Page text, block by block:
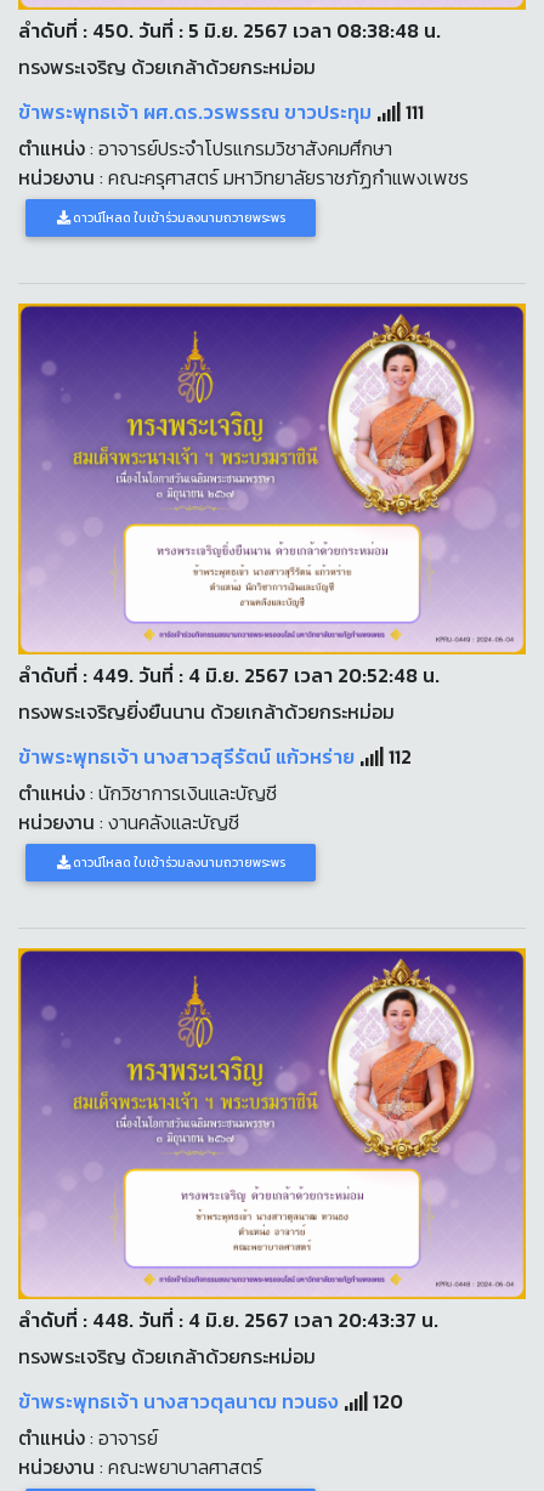
ลำดับที่ : 450. วันที่ : 5 มิ.ย. 2567 เวลา 08:38:48 น.
ทรงพระเจริญ ด้วยเกล้าด้วยกระหม่อม
ข้าพระพุทธเจ้า ผศ.ดร.วรพรรณ ขาวประทุม
111
ตำแหน่ง: อาจารย์ประจำโปรแกรมวิชาสังคมศึกษา
หน่วยงาน : คณะครุศาสตร์ มหาวิทยาลัยราชภัฏกำแพงเพชร
ดาวน์โหลด ใบเข้าร่วมลงนามถวายพระพร
ลำดับที่ : 449. วันที่ : 4 มิ.ย. 2567 เวลา 20:52:48 น.
ทรงพระเจริญยิ่งยืนนาน ด้วยเกล้าด้วยกระหม่อม
ข้าพระพุทธเจ้า นางสาวสุรีรัตน์ แก้วหร่าย
112
ตำแหน่ง: นักวิชาการเงินและบัญชี
หน่วยงาน : งานคลังและบัญชี
ดาวน์โหลด ใบเข้าร่วมลงนามถวายพระพร
ลำดับที่ : 448. วันที่ : 4 มิ.ย. 2567 เวลา 20:43:37 น.
ทรงพระเจริญ ด้วยเกล้าด้วยกระหม่อม
ข้าพระพุทธเจ้า นางสาวตุลนาฒ ทวนธง
120
ตำแหน่ง: อาจารย์
หน่วยงาน : คณะพยาบาลศาสตร์